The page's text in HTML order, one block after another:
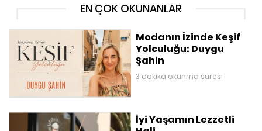
EN ÇOK OKUNANLAR
Modanın İzinde Keşif
Yolculuğu: Duygu
Şahin
3 dakika okunma süresi
İyi Yaşamın Lezzetli